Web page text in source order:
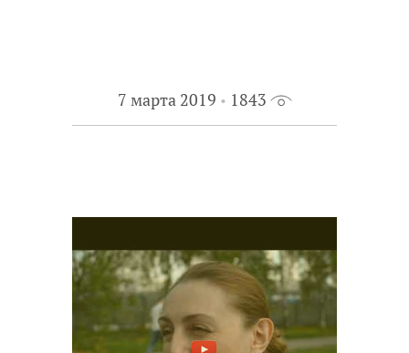
7 марта 2019 1843